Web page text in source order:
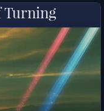
Turning